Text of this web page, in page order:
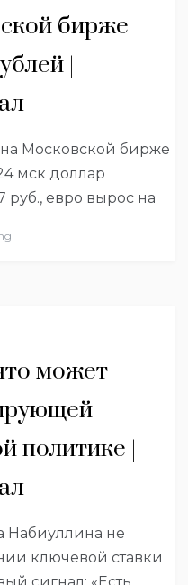
бирже
|
на Московской бирже
мск доллар
руб., евро вырос на
может
политике |
Набиуллина не
ключевой ставки